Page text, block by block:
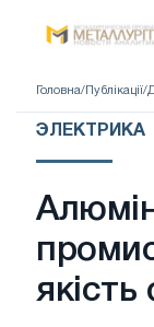
Головна/ Публікації/
ЭЛЕКТРИКА
якість